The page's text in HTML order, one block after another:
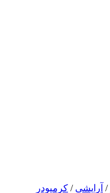
/ آرایشی / کرمپودر